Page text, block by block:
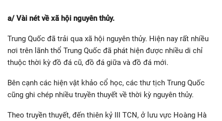
a/ Vài nét về xã hội nguyên thủy.
Trung Quốc đã trải qua xã hội nguyên thủy. Hiện nay rất nhiều
nơi trên lãnh thổ Trung Quốc đã phát hiện được nhiều di chỉ
thuộc thời kỳ đồ đá cũ, đồ đá giữa và đồ đá mới.
Bên cạnh các hiện vật khảo cổ học, các thư tịch Trung Quốc
cũng ghi chép nhiều truyền thuyết về thời kỳ nguyên thủy.
Theo truyền thuyết, đến thiên kỷ III TCN, ở lưu vực Hoàng Hà